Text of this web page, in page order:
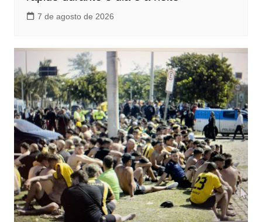
7 de agosto de 2026